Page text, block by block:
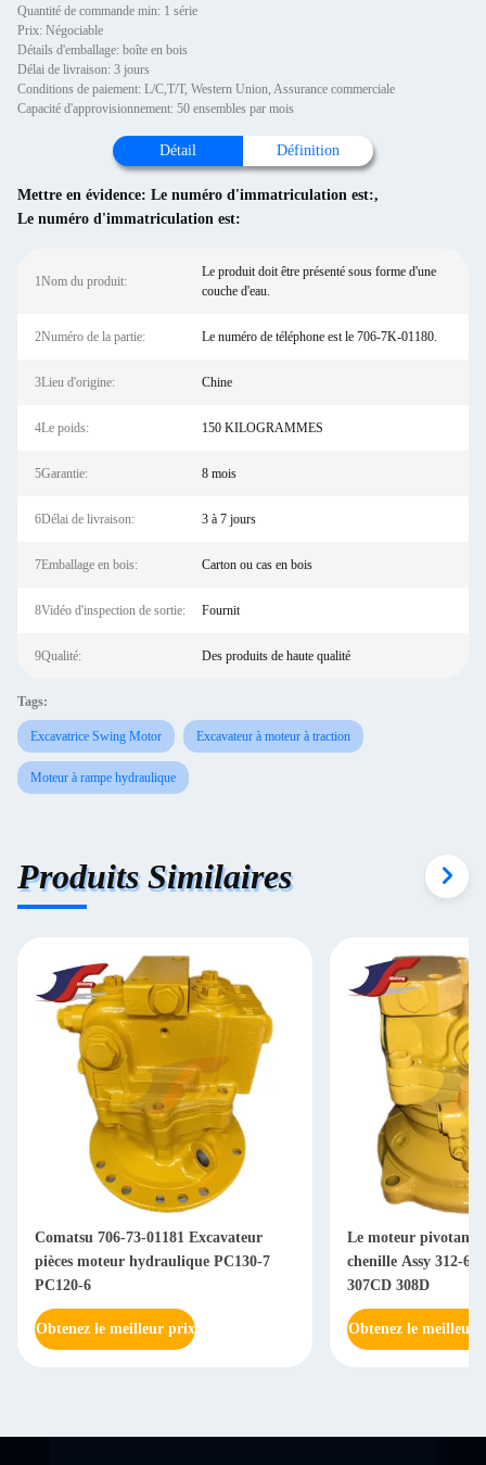
Quantité de commande min: 1 série
Prix: Négociable
Détails d'emballage: boîte en bois
Délai de livraison: 3 jours
Conditions de paiement: L/C,T/T, Western Union, Assurance commerciale
Capacité d'approvisionnement: 50 ensembles par mois
Détail Définition
Mettre en évidence: Le numéro d'immatriculation est:,
Le numéro d'immatriculation est:
1Nom du produit:
Le produit doit être présenté sous forme d'une
couche d'eau.
2Numéro de la partie: Le numéro de téléphone est le 706-7K-01180.
3Lieu d'origine: Chine
4Le poids: 150 KILOGRAMMES
5Garantie: 8 mois
6Délai de livraison: 3 à 7 jours
7Emballage en bois: Carton ou cas en bois
8Vidéo d'inspection de sortie: Fournit
9Qualité: Des produits de haute qualité
Tags:
Excavatrice Swing Motor Excavateur à moteur à traction
Moteur à rampe hydraulique
Produits Similaires
Comatsu 706-73-01181 Excavateur
pièces moteur hydraulique PC130-7
PC120-6
Obtenez le meilleur prix
Le moteur pivotant
chenille Assy 312-
307CD 308D
Obtenez le meilleur